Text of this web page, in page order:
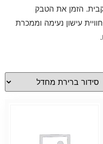
הזמן את הטבק
עישון נעימה וממכרת